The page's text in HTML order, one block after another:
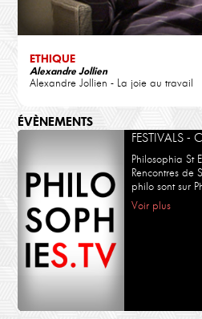
ETHIQUE
Alexandre Jollien
Alexandre Jollien - La joie au travail
ÉVÈNEMENTS
FESTIVALS -
Philosophia St
Rencontres de
philo sont sur
Voir plus